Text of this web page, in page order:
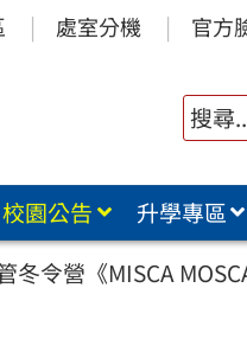
處室分機 官方
校園公告 升學專區
令營《MISCA